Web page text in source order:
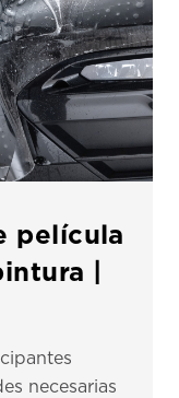
película
|
necesarias